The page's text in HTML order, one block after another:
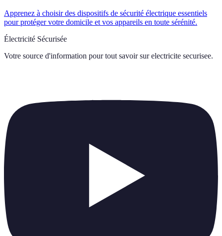
Apprenez à choisir des dispositifs de sécurité électrique essentiels
pour protéger votre domicile et vos appareils en toute sérénité.
Électricité Sécurisée
Votre source d'information pour tout savoir sur electricite securisee.